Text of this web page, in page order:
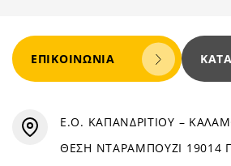
ΕΠΙΚΟΙΝΩΝΊΑ
Ε.Ο. ΚΑΠΑΝΔΡΙΤΙΟΥ –
ΘΕΣΗ ΝΤΑΡΑΜΠΟΥΖΙ 19014